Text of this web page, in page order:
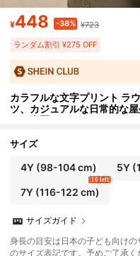
¥448 -38% ¥723
ランダム割引 ¥275 OFF
カラフルな文字プリント ラ
ツ、カジュアルな日常的な
す、春夏
サイズ
4Y(98-104 cm) 5Y
7Y(116-122 cm)
10 left
サイズガイド
身長の目安は日本の子ども向け
のサイズ表記です。予めご了承く